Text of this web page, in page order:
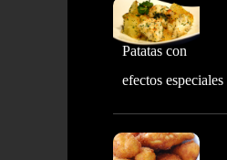
Patatas con
efectos especiales